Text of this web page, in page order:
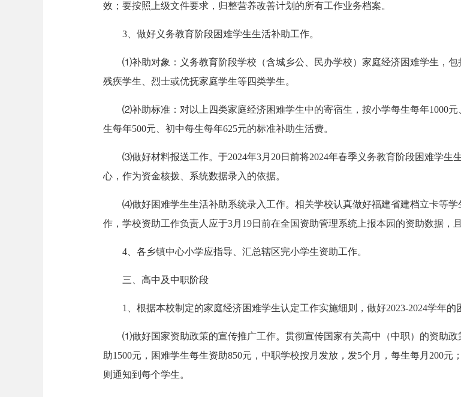
效；要按照上级文件要求，归整营养改善计划的所有工作业务档案。
3、做好义务教育阶段困难学生生活补助工作。
⑴补助对象：义务教育阶段学校（含城乡公、民办学校）家庭经济困难学生，
残疾学生、烈士或优抚家庭学生等四类学生。
⑵补助标准：对以上四类家庭经济困难学生中的寄宿生，按小学每生每年1000
生每年500元、初中每生每年625元的标准补助生活费。
⑶做好材料报送工作。于2024年3月20日前将2024年春季义务教育阶段困难学生
心，作为资金核拨、系统数据录入的依据。
⑷做好困难学生生活补助系统录入工作。相关学校认真做好福建省建档立卡等
作，学校资助工作负责人应于3月19日前在全国资助管理系统上报本园的资助数据，
4、各乡镇中心小学应指导、汇总辖区完小学生资助工作。
三、高中及中职阶段
1、根据本校制定的家庭经济困难学生认定工作实施细则，做好2023-2024学年的
⑴做好国家资助政策的宣传推广工作。贯彻宣传国家有关高中（中职）的资助
助1500元，困难学生每生资助850元，中职学校按月发放，发5个月，每生每月200
则通知到每个学生。